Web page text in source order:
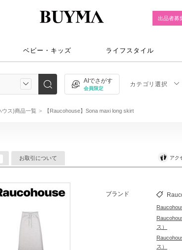
出品者募
ベビー・キッズ ライフスタイル
AIでさがす
会員限定
カテゴリ選択
ウス)商品一覧 【Raucohouse】Sona maxi long skirt
お取引について アク
ブランド
ス）
ス）